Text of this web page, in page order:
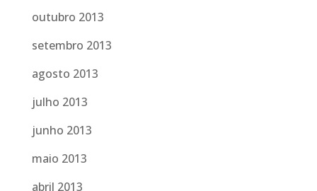
outubro 2013
setembro 2013
agosto 2013
julho 2013
junho 2013
maio 2013
abril 2013